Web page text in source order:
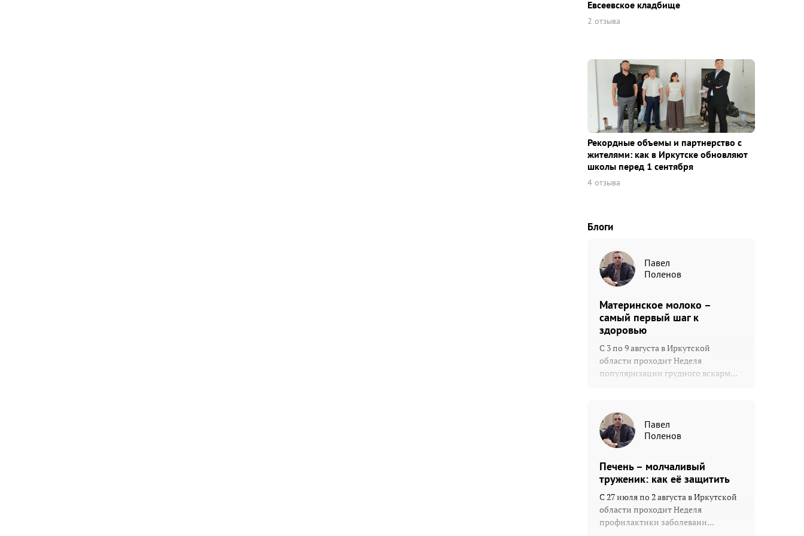
Евсеевское кладбище
2 отзыва
Рекордные объемы и партнерство с
жителями: как в Иркутске обновляют
школы перед 1 сентября
4 отзыва
Блоги
Павел
Поленов
Материнское молоко –
самый первый шаг к
здоровью
С 3 по 9 августа в Иркутской
области проходит Неделя
популяризации грудного вскарм...
Павел
Поленов
Печень – молчаливый
труженик: как её защитить
С 27 июля по 2 августа в Иркутской
области проходит Неделя
профилактики заболевани...